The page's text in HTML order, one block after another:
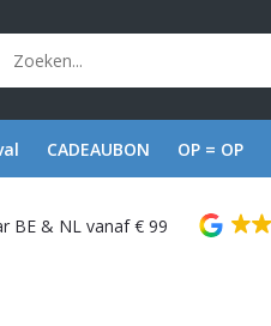
CADEAUBON OP = OP
BE & NL vanaf € 99